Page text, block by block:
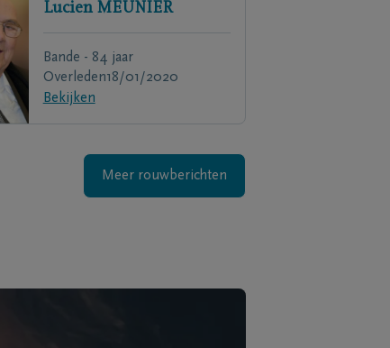
Lucien MEUNIER
Bande - 84 jaar
Overleden18/01/2020
Bekijken
Meer rouwberichten